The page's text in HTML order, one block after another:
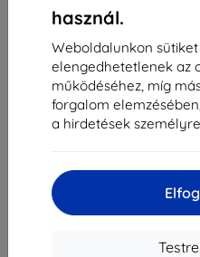
használ.
Weboldalunkon
elengedhetetlenek az
működéséhez, míg
forgalom
a hirdetések
Kosárba
Mennyiségi
10%
15%
Szállítás 18.